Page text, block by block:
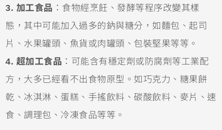
3. 加工食品 ：食物經烹飪、發酵等程序改變其樣
態，其中可能加入過多的鈉與糖分，如麵包、起司
片、水果罐頭、魚貨或肉罐頭、包裝堅果等等。
4. 超加工食品 ：可能含有穩定劑或防腐劑等工業配
方，大多已經看不出食物原型。如巧克力、糖果餅
乾、冰淇淋、蛋糕、手搖飲料、碳酸飲料、麥片、速
食、調理包、冷凍食品等等。